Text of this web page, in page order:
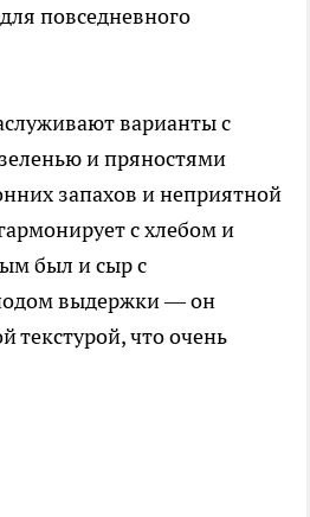
повседневного
варианты с
и пряностями
запахов и неприятной
с хлебом и
был и сыр с
выдержки — он
текстурой, что очень